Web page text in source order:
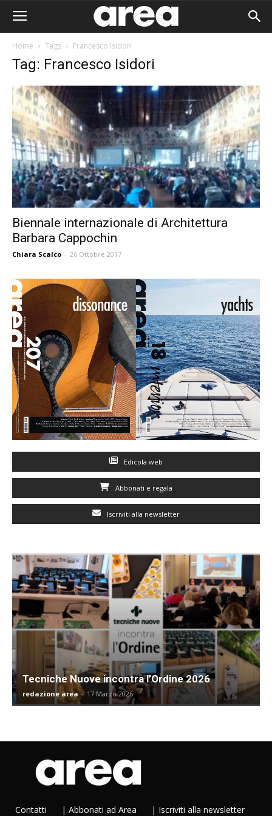
Home Tags Francesco Isidori
Tag: Francesco Isidori
Biennale internazionale di Architettura
Barbara Cappochin
Chiara Scalco - 26 Ottobre 2017
Edicola web
Abbonati e regala
Iscriviti alla newsletter
Tecniche Nuove incontra l’Ordine 2026
redazione area - 17 Marzo 2026
Contatti | Abbonati ad Area | Iscriviti alla newsletter